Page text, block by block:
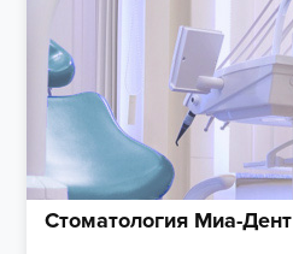
Стоматология Миа-Дент